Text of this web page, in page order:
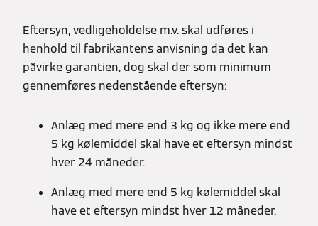
Eftersyn, vedligeholdelse m.v. skal udføres i
henhold til fabrikantens anvisning da det kan
påvirke garantien, dog skal der som minimum
gennemføres nedenstående eftersyn:
Anlæg med mere end 3 kg og ikke mere end
5 kg kølemiddel skal have et eftersyn mindst
hver 24 måneder.
Anlæg med mere end 5 kg kølemiddel skal
have et eftersyn mindst hver 12 måneder.